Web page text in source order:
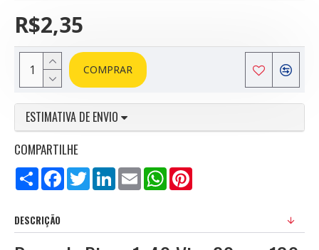
R$2,35
COMPRAR
ESTIMATIVA DE ENVIO
COMPARTILHE
Compartilhar
FacebookTwitterLinkedInEmail WhatsApp
DESCRIÇÃO